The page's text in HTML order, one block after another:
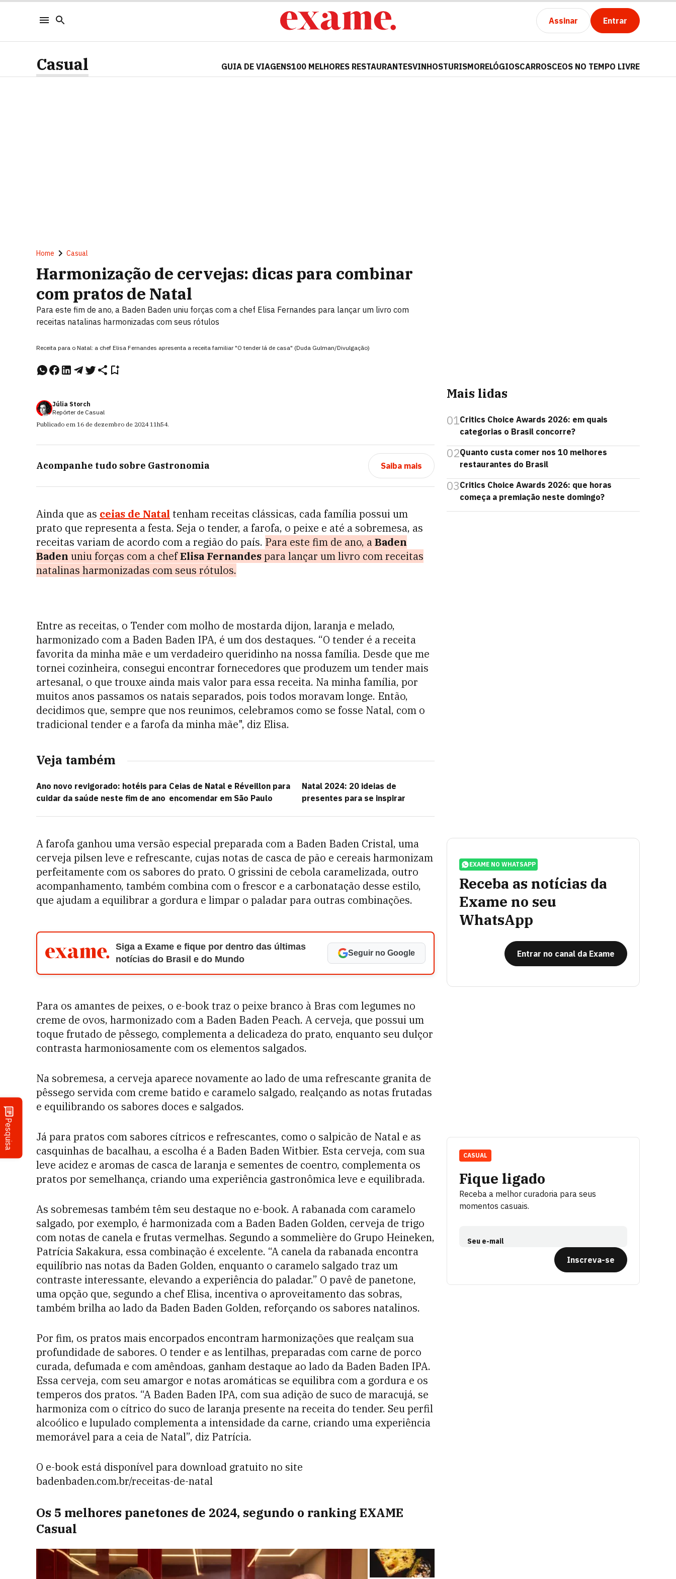
Assinar Entrar
Pesquisa
Casual GUIA DE VIAGENS100 MELHORES RESTAURANTESVINHOSTURISMORELÓGIOSCARROSCEOS NO TEMPO LIVRE
Home Casual
Harmonização de cervejas: dicas para combinar
com pratos de Natal
Para este fim de ano, a Baden Baden uniu forças com a chef Elisa Fernandes para lançar um livro com
receitas natalinas harmonizadas com seus rótulos
Receita para o Natal: a chef Elisa Fernandes apresenta a receita familiar "O tender lá de casa" (Duda Gulman/Divulgação)
Júlia Storch
Repórter de Casual
Publicado em 16 de dezembro de 2024 11h54.
Acompanhe tudo sobre Gastronomia Saiba mais
Ainda que as ceias de Natal tenham receitas clássicas, cada família possui um
prato que representa a festa. Seja o tender, a farofa, o peixe e até a sobremesa, as
receitas variam de acordo com a região do país. Para este fim de ano, aBaden
Baden uniu forças com a chefElisa Fernandespara lançar um livro com receitas
natalinas harmonizadas com seus rótulos.
Entre as receitas, o Tender com molho de mostarda dijon, laranja e melado,
harmonizado com a Baden Baden IPA, é um dos destaques. “O tender é a receita
favorita da minha mãe e um verdadeiro queridinho na nossa família. Desde que me
tornei cozinheira, consegui encontrar fornecedores que produzem um tender mais
artesanal, o que trouxe ainda mais valor para essa receita. Na minha família, por
muitos anos passamos os natais separados, pois todos moravam longe. Então,
decidimos que, sempre que nos reunimos, celebramos como se fosse Natal, com o
tradicional tender e a farofa da minha mãe", diz Elisa.
Veja também
Ano novo revigorado: hotéis para
cuidar da saúde neste fim de ano
Ceias de Natal e Réveillon para
encomendar em São Paulo
Natal 2024: 20 ideias de
presentes para se inspirar
A farofa ganhou uma versão especial preparada com a Baden Baden Cristal, uma
cerveja pilsen leve e refrescante, cujas notas de casca de pão e cereais harmonizam
perfeitamente com os sabores do prato. O grissini de cebola caramelizada, outro
acompanhamento, também combina com o frescor e a carbonatação desse estilo,
que ajudam a equilibrar a gordura e limpar o paladar para outras combinações.
Siga a Exame e fique por dentro das últimas
notícias do Brasil e do Mundo
Seguir no Google
Para os amantes de peixes, o e-book traz o peixe branco à Bras com legumes no
creme de ovos, harmonizado com a Baden Baden Peach. A cerveja, que possui um
toque frutado de pêssego, complementa a delicadeza do prato, enquanto seu dulçor
contrasta harmoniosamente com os elementos salgados.
Na sobremesa, a cerveja aparece novamente ao lado de uma refrescante granita de
pêssego servida com creme batido e caramelo salgado, realçando as notas frutadas
e equilibrando os sabores doces e salgados.
Já para pratos com sabores cítricos e refrescantes, como o salpicão de Natal e as
casquinhas de bacalhau, a escolha é a Baden Baden Witbier. Esta cerveja, com sua
leve acidez e aromas de casca de laranja e sementes de coentro, complementa os
pratos por semelhança, criando uma experiência gastronômica leve e equilibrada.
As sobremesas também têm seu destaque no e-book. A rabanada com caramelo
salgado, por exemplo, é harmonizada com a Baden Baden Golden, cerveja de trigo
com notas de canela e frutas vermelhas. Segundo a sommelière do Grupo Heineken,
Patrícia Sakakura, essa combinação é excelente. “A canela da rabanada encontra
equilíbrio nas notas da Baden Golden, enquanto o caramelo salgado traz um
contraste interessante, elevando a experiência do paladar.” O pavê de panetone,
uma opção que, segundo a chef Elisa, incentiva o aproveitamento das sobras,
também brilha ao lado da Baden Baden Golden, reforçando os sabores natalinos.
Por fim, os pratos mais encorpados encontram harmonizações que realçam sua
profundidade de sabores. O tender e as lentilhas, preparadas com carne de porco
curada, defumada e com amêndoas, ganham destaque ao lado da Baden Baden IPA.
Essa cerveja, com seu amargor e notas aromáticas se equilibra com a gordura e os
temperos dos pratos. “A Baden Baden IPA, com sua adição de suco de maracujá, se
harmoniza com o cítrico do suco de laranja presente na receita do tender. Seu perfil
alcoólico e lupulado complementa a intensidade da carne, criando uma experiência
memorável para a ceia de Natal”, diz Patrícia.
O e-book está disponível para download gratuito no site
badenbaden.com.br/receitas-de-natal
Os 5 melhores panetones de 2024, segundo o ranking EXAME
Casual
Mais lidas
01Critics Choice Awards 2026: em quais
categorias o Brasil concorre?
02Quanto custa comer nos 10 melhores
restaurantes do Brasil
03Critics Choice Awards 2026: que horas
começa a premiação neste domingo?
EXAME NO WHATSAPP
Receba as notícias da
Exame no seu
WhatsApp
Entrar no canal da Exame
Fique ligado
Receba a melhor curadoria para seus
momentos casuais.
Seu e-mail
Inscreva-se
CASUAL